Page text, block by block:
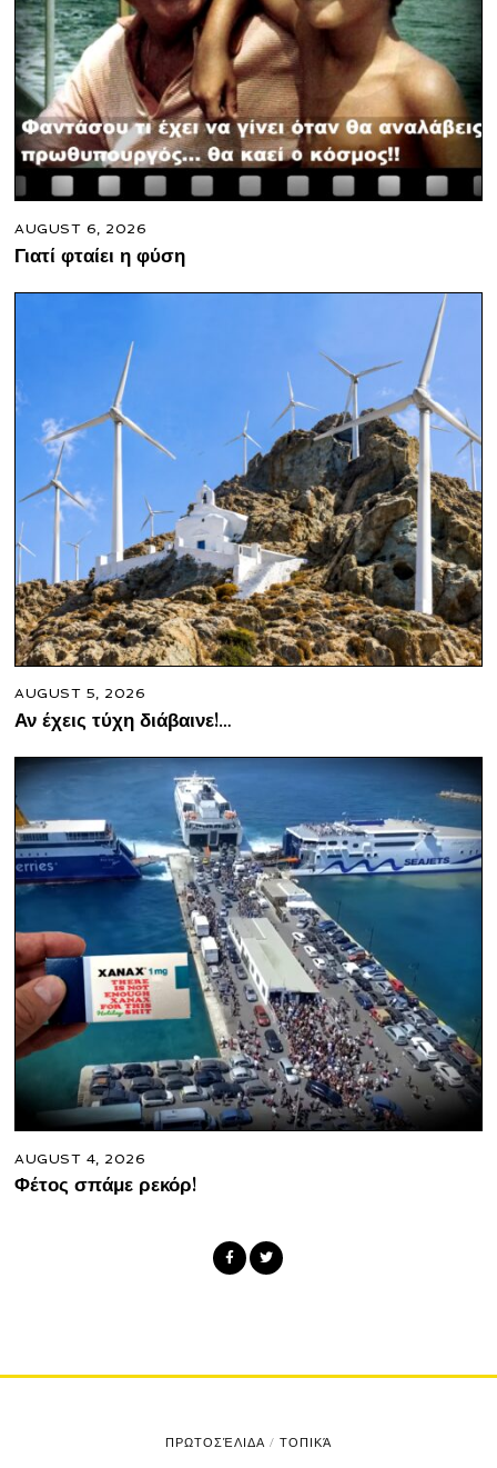
AUGUST 6, 2026
Γιατί φταίει η φύση
AUGUST 5, 2026
Αν έχεις τύχη διάβαινε!…
AUGUST 4, 2026
Φέτος σπάμε ρεκόρ!
ΠΡΩΤΟΣΈΛΙΔΑ / ΤΟΠΙΚΆ